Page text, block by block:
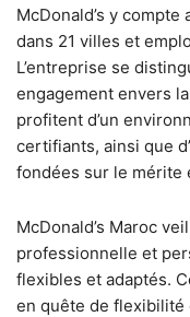
McDonald’s y
dans 21 villes et
L’entreprise se
engagement envers
profitent d’un
certifiants, ainsi que
fondées sur le mérite
McDonald’s Maroc
professionnelle et
flexibles et adaptés.
en quête de